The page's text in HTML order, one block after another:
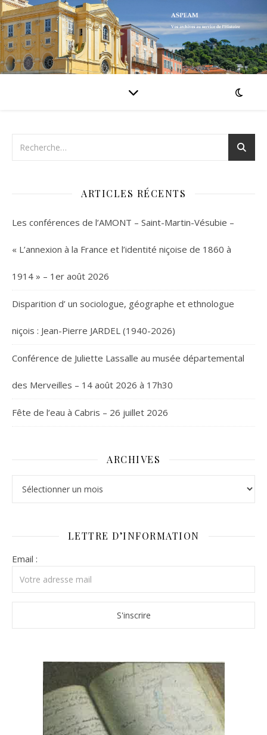
ARTICLES RÉCENTS
Les conférences de l’AMONT – Saint-Martin-Vésubie –
« L’annexion à la France et l’identité niçoise de 1860 à
1914 » – 1er août 2026
Disparition d’ un sociologue, géographe et ethnologue
niçois : Jean-Pierre JARDEL (1940-2026)
Conférence de Juliette Lassalle au musée départemental
des Merveilles – 14 août 2026 à 17h30
Fête de l’eau à Cabris – 26 juillet 2026
ARCHIVES
LETTRE D’INFORMATION
Email :